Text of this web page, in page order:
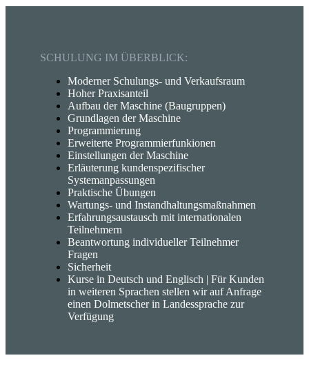
SCHULUNG IM ÜBERBLICK:
Moderner Schulungs- und Verkaufsraum
Hoher Praxisanteil
Aufbau der Maschine (Baugruppen)
Grundlagen der Maschine
Programmierung
Erweiterte Programmierfunkionen
Einstellungen der Maschine
Erläuterung kundenspezifischer
Systemanpassungen
Praktische Übungen
Wartungs- und Instandhaltungsmaßnahmen
Erfahrungsaustausch mit internationalen
Teilnehmern
Beantwortung individueller Teilnehmer
Fragen
Sicherheit
Kurse in Deutsch und Englisch | Für Kunden
in weiteren Sprachen stellen wir auf Anfrage
einen Dolmetscher in Landessprache zur
Verfügung